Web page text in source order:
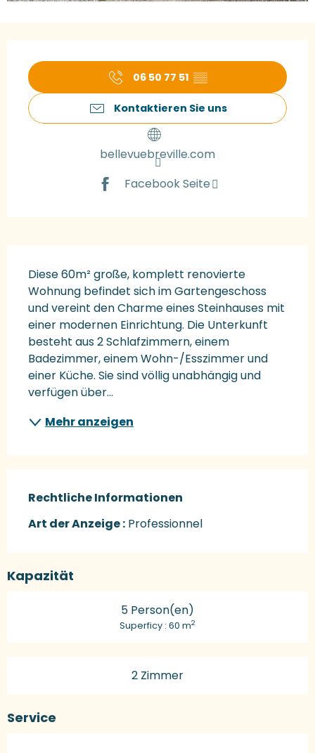
06 50 77 51 ▒▒
Kontaktieren Sie uns
bellevuebreville.com
Facebook Seite
Diese 60m² große, komplett renovierte
Wohnung befindet sich im Gartengeschoss
und vereint den Charme eines Steinhauses mit
einer modernen Einrichtung. Die Unterkunft
besteht aus 2 Schlafzimmern, einem
Badezimmer, einem Wohn-/Esszimmer und
einer Küche. Sie sind völlig unabhängig und
verfügen über...
Mehr anzeigen
Rechtliche Informationen
Rechtliche Informationen
Art der Anzeige : Professionnel
Kapazität
5 Person(en)
Superficy : 60 m2
2 Zimmer
Service